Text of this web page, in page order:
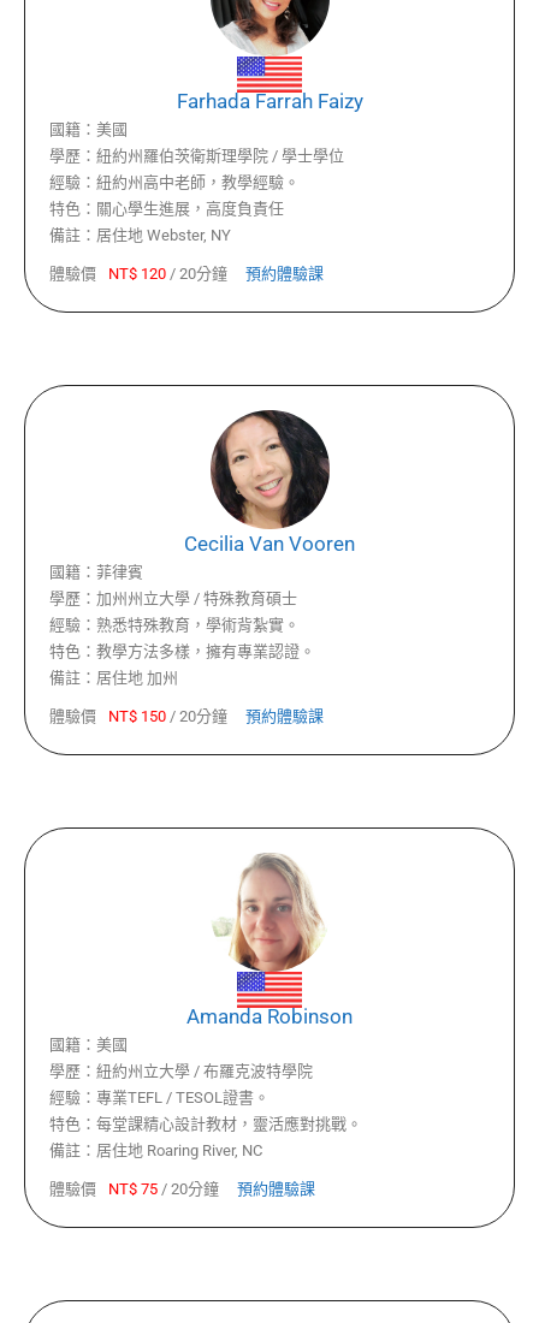
Farhada Farrah Faizy
國籍： 美國
學歷： 紐約州羅伯茨衛斯理學院 / 學士學位
經驗： 紐約州高中老師，教學經驗。
特色： 關心學生進展，高度負責任
備註： 居住地 Webster, NY
體驗價 NT$ 120 / 20分鐘 預約體驗課
Cecilia Van Vooren
國籍： 菲律賓
學歷： 加州州立大學 / 特殊教育碩士
經驗： 熟悉特殊教育，學術背紮實。
特色： 教學方法多樣，擁有專業認證。
備註： 居住地 加州
體驗價 NT$ 150 / 20分鐘 預約體驗課
Amanda Robinson
國籍： 美國
學歷： 紐約州立大學 / 布羅克波特學院
經驗： 專業TEFL / TESOL證書。
特色： 每堂課精心設計教材，靈活應對挑戰。
備註： 居住地 Roaring River, NC
體驗價 NT$ 75 / 20分鐘 預約體驗課